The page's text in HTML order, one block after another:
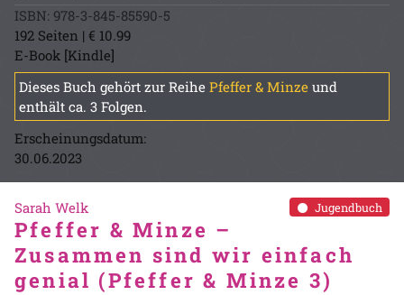
ISBN: 978-3-845-85590-5
192 Seiten | € 10.99
E-Book [Kindle]
Dieses Buch gehört zur Reihe Pfeffer & Minze und
enthält ca. 3 Folgen.
Erscheinungsdatum:
30.06.2023
Jugendbuch
Sarah Welk
Pfeffer & Minze –
Zusammen sind wir einfach
genial (Pfeffer & Minze 3)